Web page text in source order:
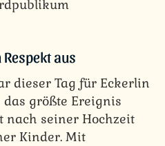
aus
dieser Tag für Eckerlin
größte Ereignis
nach seiner Hochzeit
Kinder. Mit